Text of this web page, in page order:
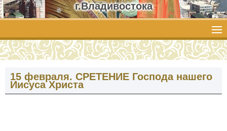
г.Владивостока
15 февраля. СРЕТЕНИЕ Господа нашего
Иисуса Христа